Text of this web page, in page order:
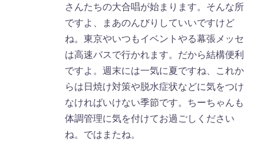
さんたちの大合唱が始まります。そんな所
ですよ、まあのんびりしていいですけど
ね。東京やいつもイベントやる幕張メッセ
は高速バスで行かれます。だから結構便利
ですよ。週末には一気に夏ですね、これか
らは日焼け対策や脱水症状などに気をつけ
なければいけない季節です。ちーちゃんも
体調管理に気を付けてお過ごしください
ね。ではまたね。